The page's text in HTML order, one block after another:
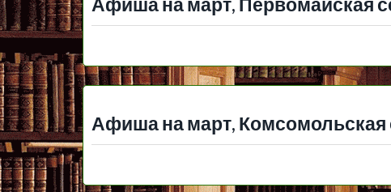
Афиша на март, Первомайская
Афиша на март, Комсомольская